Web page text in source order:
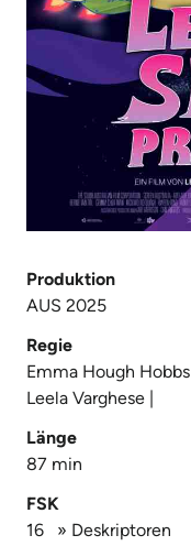
Produktion
AUS 2025
Regie
Emma Hough Hobbs
Leela Varghese |
Länge
87 min
FSK
16
» Deskriptoren